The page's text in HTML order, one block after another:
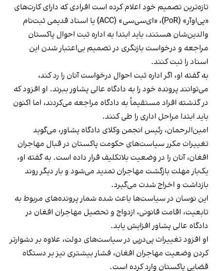
تازه‌ترین تصمیم خود اعلام کرده است افرادی که دارای کارت‌های
«پی‌او‌آر» (PoR)، «ای‌سی‌سی» (ACC) یا اسناد قدیمی ثبت‌نام
والدین‌شان هستند، باید ابتدا به اداره ثبت احوال پاکستان
مراجعه و درخواست بازنگری در تصمیم بی‌اعتبار شدن این
اسناد را ثبت کنند.
به گفته او، اگر اداره ثبت احوال درخواست آنان را رد کند،
می‌توانند پرونده خود را به دادگاه عالی پشاور ببرند. او افزود که
در گذشته افراد مستقیماً به دادگاه مراجعه می‌کردند، اما اکنون
باید ابتدا مراحل اداری را طی کنند.
امین‌الرحمان، رئیس انجمن وکلای دادگاه پشاور، می‌گوید
تغییرات مکرر سیاست‌های حکومت پاکستان در قبال مهاجران
افغان، آنان را در وضعیت بلاتکلیف قرار داده است. به گفته او،
یک‌بار مهلت بازگشت مهاجران تمدید می‌شود و بار دیگر روند
بازداشت و اخراج شدت می‌گیرد.
این نوسان در سیاست‌ها باعث شده شمار پرونده‌های مربوط به
تابعیت، اقامت قانونی، ازدواج و تحصیل مهاجران افغان در
دادگاه عالی پشاور افزایش یابد.
او افزود تغییرات پی‌درپی در سیاست‌های دولت، علاوه بر دشوارتر
کردن وضعیت مهاجران افغان، فشار بیشتری نیز بر دستگاه
قضایی پاکستان وارد کرده است.